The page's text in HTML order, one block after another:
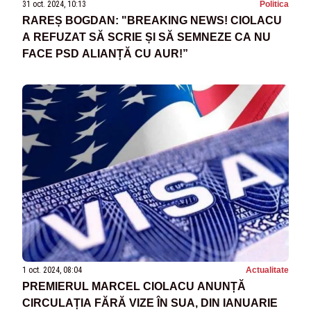
31 oct. 2024, 10:13 Politica
RAREȘ BOGDAN: "BREAKING NEWS! CIOLACU
A REFUZAT SĂ SCRIE ȘI SĂ SEMNEZE CA NU
FACE PSD ALIANȚĂ CU AUR!”
1 oct. 2024, 08:04 Actualitate
PREMIERUL MARCEL CIOLACU ANUNȚĂ
CIRCULAȚIA FĂRĂ VIZE ÎN SUA, DIN IANUARIE